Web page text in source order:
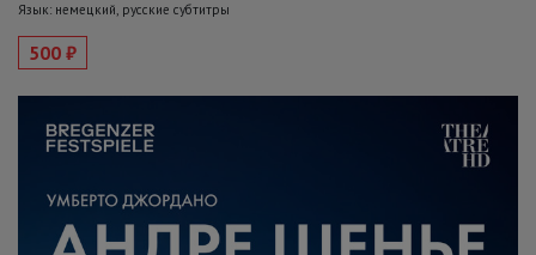
Язык: немецкий, русские субтитры
500 ₽